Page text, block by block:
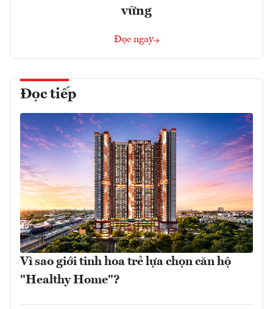
vững
Đọc ngay
Đọc tiếp
Vì sao giới tinh hoa trẻ lựa chọn căn hộ
"Healthy Home"?